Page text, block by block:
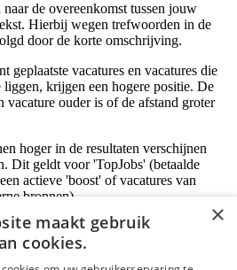
de overeenkomst tussen jouw
Hierbij wegen trefwoorden in de
door de korte omschrijving.
geplaatste vacatures en vacatures die
krijgen een hogere positie. De
vacature ouder is of de afstand groter
hoger in de resultaten verschijnen
Dit geldt voor 'TopJobs' (betaalde
actieve 'boost' of vacatures van
bronnen).
×
maakt gebruik
cookies.